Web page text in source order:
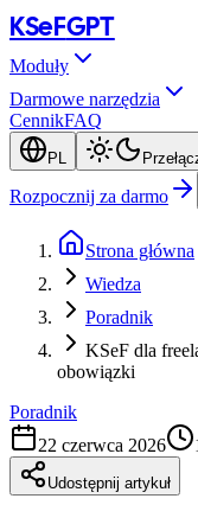
KSeFGPT
Moduły
Darmowe narzędzia
CennikFAQ
PL
Rozpocznij za darmo
Strona główna
Wiedza
Poradnik
KSeF dla
obowiązki
Poradnik
22 czerwca 2026
Udostępnij artykuł